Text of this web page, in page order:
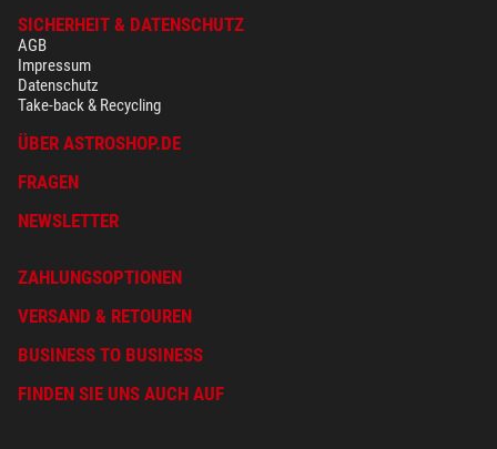
SICHERHEIT & DATENSCHUTZ
AGB
Impressum
Datenschutz
Take-back & Recycling
ÜBER ASTROSHOP.DE
FRAGEN
NEWSLETTER
ZAHLUNGSOPTIONEN
VERSAND & RETOUREN
BUSINESS TO BUSINESS
FINDEN SIE UNS AUCH AUF